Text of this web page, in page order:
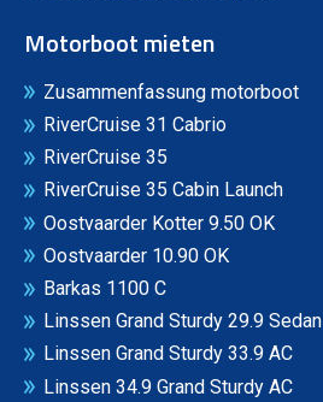
Motorboot mieten
Zusammenfassung motorboot
RiverCruise 31 Cabrio
RiverCruise 35
RiverCruise 35 Cabin Launch
Oostvaarder Kotter 9.50 OK
Oostvaarder 10.90 OK
Barkas 1100 C
Linssen Grand Sturdy 29.9 Sedan
Linssen Grand Sturdy 33.9 AC
Linssen 34.9 Grand Sturdy AC